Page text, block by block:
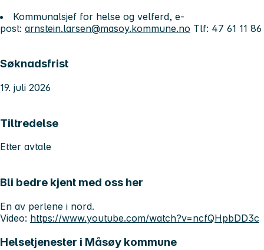
Kommunalsjef for helse og velferd, e-
post: arnstein.larsen@masoy.kommune.no Tlf: 47 61 11 86
Søknadsfrist
19. juli 2026
Tiltredelse
Etter avtale
Bli bedre kjent med oss her
En av perlene i nord.
Video: https://www.youtube.com/watch?v=ncfQHpbDD3c
Helsetjenester i Måsøy kommune